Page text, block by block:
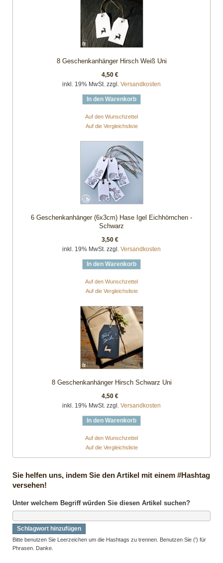
8 Geschenkanhänger Hirsch Weiß Uni
4,50 €
inkl. 19% MwSt. zzgl. Versandkosten
In den Warenkorb
Auf den Wunschzettel
Auf die Vergleichsliste
6 Geschenkanhänger (6x3cm) Hase Igel Eichhörnchen -
Schwarz
3,50 €
inkl. 19% MwSt. zzgl. Versandkosten
In den Warenkorb
Auf den Wunschzettel
Auf die Vergleichsliste
8 Geschenkanhänger Hirsch Schwarz Uni
4,50 €
inkl. 19% MwSt. zzgl. Versandkosten
In den Warenkorb
Auf den Wunschzettel
Auf die Vergleichsliste
Sie helfen uns, indem Sie den Artikel mit einem #Hashtag
versehen!
Unter welchem Begriff würden Sie diesen Artikel suchen?
Schlagwort hinzufügen
Bitte benutzen Sie Leerzeichen um die Hashtags zu trennen. Benutzen Sie (') für
Phrasen. Danke.